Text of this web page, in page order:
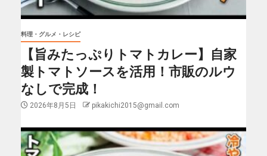
料理・グルメ・レシピ
【旨みたっぷりトマトカレー】自家
製トマトソースを活用！市販のルウ
なしで完成！
2026年8月5日 pikakichi2015@gmail.com